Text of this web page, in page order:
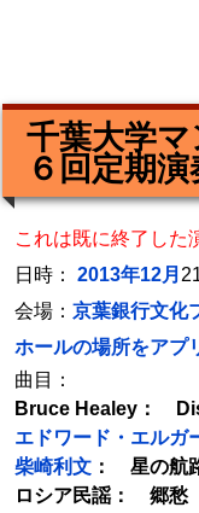
千葉大学
６回定期
これは既に終了した
日時： 2013年12月
会場： 京葉銀行文化
ホールの場所をアプ
曲目：
Bruce Healey：
エドワード・エルガ
柴崎利文 ： 星の航
ロシア民謡： 郷愁